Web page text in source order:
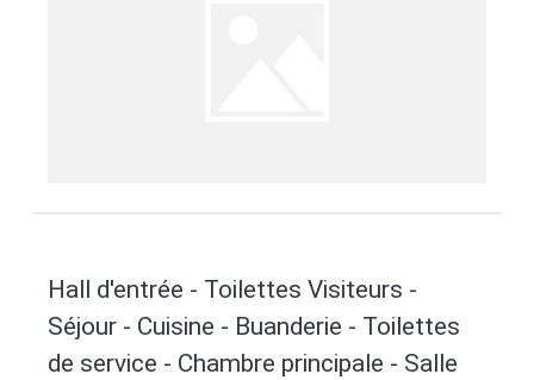
Hall d'entrée - Toilettes Visiteurs -
Séjour - Cuisine - Buanderie - Toilettes
de service - Chambre principale - Salle